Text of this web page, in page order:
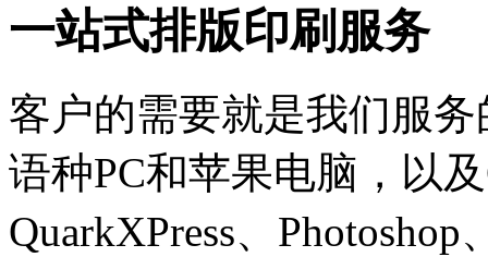
一站式排版印刷服务
客户的需要就是我们服
语种PC和苹果电脑，以
QuarkXPress、Photoshop